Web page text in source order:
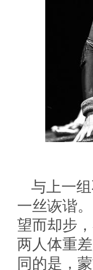
与上一
一丝诙谐
望而却步
两人体重
同的是，